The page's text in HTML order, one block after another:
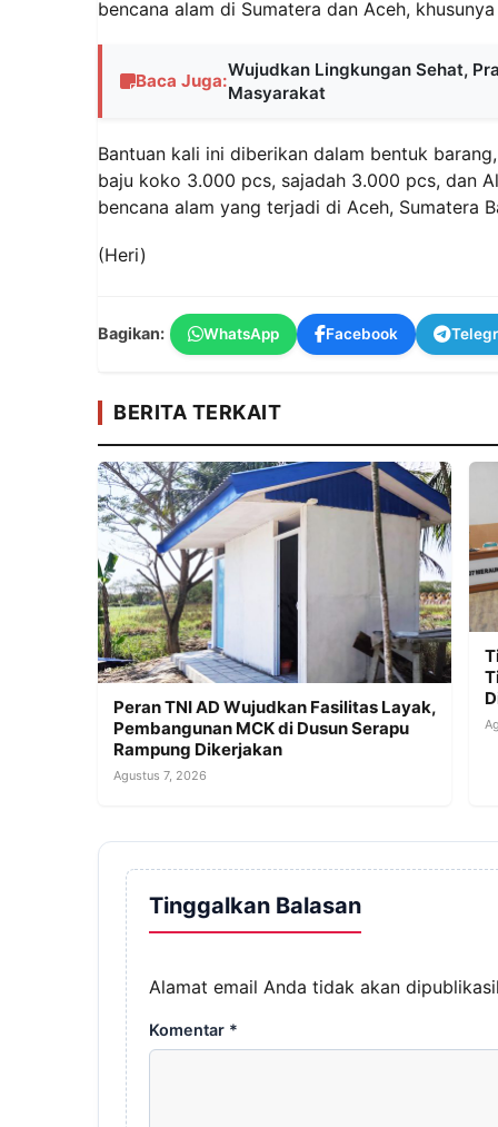
bencana alam di Sumatera dan Aceh,
Baca Juga:
Wujudkan Lingkungan Sehat,
Masyarakat
Bantuan kali ini diberikan dalam bentuk
baju koko 3.000 pcs, sajadah 3.000 pcs, dan
bencana alam yang terjadi di Aceh, Sumatera
(Heri)
Bagikan: WhatsApp Facebook
BERITA TERKAIT
Peran TNI AD Wujudkan Fasilitas Layak,
Pembangunan MCK di Dusun Serapu
Rampung Dikerjakan
Agustus 7, 2026
Tinggalkan Balasan
Alamat email Anda tidak akan
Komentar *